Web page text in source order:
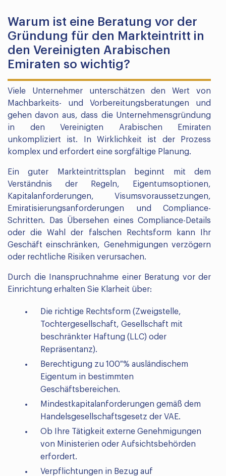
Warum ist eine Beratung vor der
Gründung für den Markteintritt in
den Vereinigten Arabischen
Emiraten so wichtig?
Viele Unternehmer unterschätzen den Wert von
Machbarkeits- und Vorbereitungsberatungen und
gehen davon aus, dass die Unternehmensgründung
in den Vereinigten Arabischen Emiraten
unkompliziert ist. In Wirklichkeit ist der Prozess
komplex und erfordert eine sorgfältige Planung.
Ein guter Markteintrittsplan beginnt mit dem
Verständnis der Regeln, Eigentumsoptionen,
Kapitalanforderungen, Visumsvoraussetzungen,
Emiratisierungsanforderungen und Compliance-
Schritten. Das Übersehen eines Compliance-Details
oder die Wahl der falschen Rechtsform kann Ihr
Geschäft einschränken, Genehmigungen verzögern
oder rechtliche Risiken verursachen.
Durch die Inanspruchnahme einer Beratung vor der
Einrichtung erhalten Sie Klarheit über:
Die richtige Rechtsform (Zweigstelle,
Tochtergesellschaft, Gesellschaft mit
beschränkter Haftung (LLC) oder
Repräsentanz).
Berechtigung zu 100 % ausländischem
Eigentum in bestimmten
Geschäftsbereichen.
Mindestkapitalanforderungen gemäß dem
Handelsgesellschaftsgesetz der VAE.
Ob Ihre Tätigkeit externe Genehmigungen
von Ministerien oder Aufsichtsbehörden
erfordert.
Verpflichtungen in Bezug auf